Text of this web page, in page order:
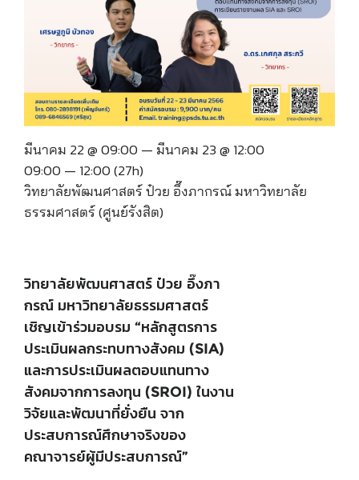
วิทยาลัยพัฒนศาสตร์ ป๋วย อึ๊งภา
กรณ์ มหาวิทยาลัยธรรมศาสตร์
เชิญเข้าร่วมอบรม “หลักสูตรการ
ประเมินผลกระทบทางสังคม (SIA)
และการประเมินผลตอบแทนทาง
สังคมจากการลงทุน (SROI) ในงาน
วิจัยและพัฒนาที่ยั่งยืน จาก
ประสบการณ์ศึกษาจริงของ
คณาจารย์ผู้มีประสบการณ์”
มีนาคม 22 @ 09:00 — มีนาคม 23 @ 12:00
09:00 — 12:00(27h)
วิทยาลัยพัฒนศาสตร์ ป๋วย อึ๊งภากรณ์ มหาวิทยาลัย
ธรรมศาสตร์ (ศูนย์รังสิต)